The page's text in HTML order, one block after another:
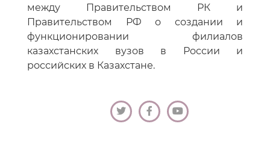
между Правительством РК и
Правительством РФ о создании и
функционировании филиалов
казахстанских вузов в России и
российских в Казахстане.